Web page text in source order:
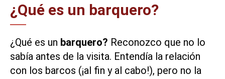
¿Qué es un barquero?
¿Qué es un barquero? Reconozco que no lo
sabía antes de la visita. Entendía la relación
con los barcos (¡al fin y al cabo!), pero no la